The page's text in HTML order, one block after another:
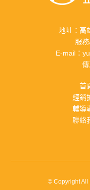
地址： 高
服務
E-mail：
傳
首
經銷
輔導
聯絡
© Copyright All